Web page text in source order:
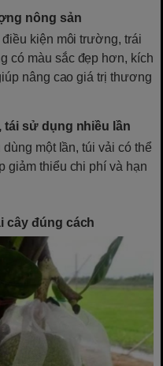
nông sản
kiện môi trường, trái
có màu sắc đẹp hơn, kích
nâng cao giá trị thương
sử dụng nhiều lần
một lần, túi vải có thể
giảm thiểu chi phí và hạn
cây đúng cách